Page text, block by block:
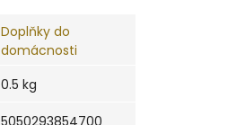
Doplňky do
domácnosti
0.5 kg